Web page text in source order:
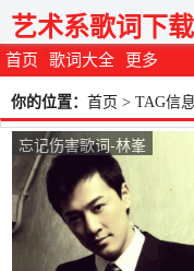
首页 歌词大全 更多
艺术系歌词下
你的位置： 首页 > TAG信
忘记伤害歌词-林峯